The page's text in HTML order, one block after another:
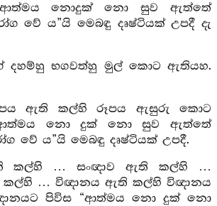
නොදුක් නො සුව ඇත්තේ
වේ ය”යි මෙබඳු දෘෂ්ටියක් උපදී දැ
දහම්හු භගවත්හු මුල් කොට ඇතියහ.
ඇති කල්හි රූපය ඇසුරු කොට
නො දුක් නො සුව ඇත්තේ
වේ ය”යි මෙබඳු දෘෂ්ටියක් උපදී.
කල්හි … සංඥාව ඇති කල්හි …
කල්හි … විඥානය ඇති කල්හි විඥානය
පිවිස “ආත්මය නො දුක් නො